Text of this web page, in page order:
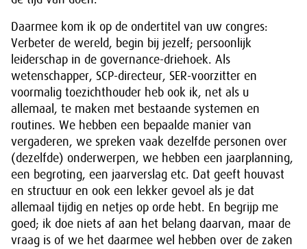
Daarmee kom ik op de ondertitel van uw congres:
Verbeter de wereld, begin bij jezelf; persoonlijk
leiderschap in de governance-driehoek. Als
wetenschapper, SCP-directeur, SER-voorzitter en
voormalig toezichthouder heb ook ik, net als u
allemaal, te maken met bestaande systemen en
routines. We hebben een bepaalde manier van
vergaderen, we spreken vaak dezelfde personen over
(dezelfde) onderwerpen, we hebben een jaarplanning,
een begroting, een jaarverslag etc. Dat geeft houvast
en structuur en ook een lekker gevoel als je dat
allemaal tijdig en netjes op orde hebt. En begrijp me
goed; ik doe niets af aan het belang daarvan, maar de
vraag is of we het daarmee wel hebben over de zaken